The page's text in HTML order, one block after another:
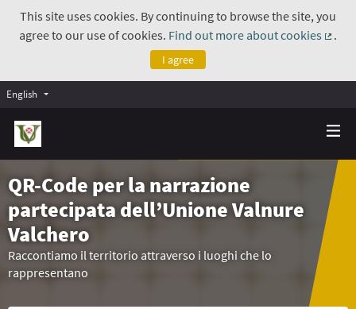
This site uses cookies. By continuing to browse the site, you
agree to our use of cookies. Find out more about cookies
.
I agree
English
QR-Code per la narrazione
partecipata dell’Unione Valnure
Valchero
Raccontiamo il territorio attraverso i luoghi che lo
rappresentano